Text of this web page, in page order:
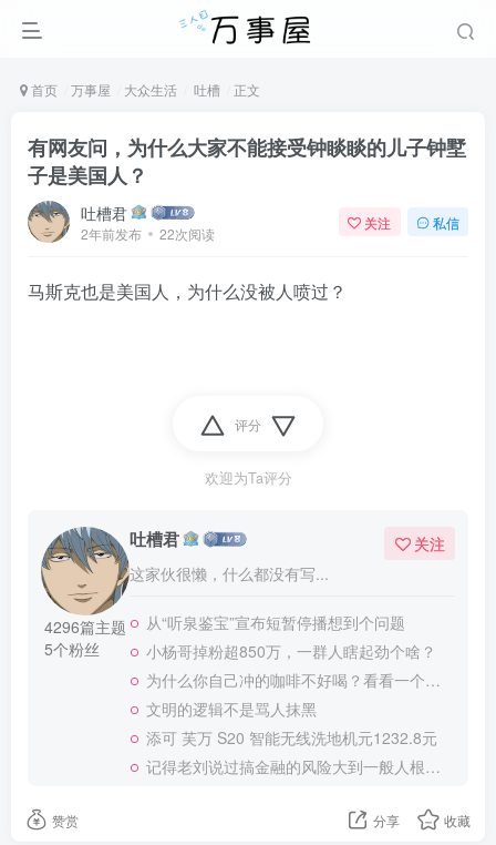
首页 万事屋 大众生活 吐槽 正文
有网友问，为什么大家不能接受钟睒睒的儿子钟墅
子是美国人？ ​
吐槽君
2年前发布 22次阅读
关注 私信
马斯克也是美国人，为什么没被人喷过？
评分
欢迎为Ta评分
4296篇主题
5个粉丝
吐槽君
这家伙很懒，什么都没有写...
关注
从“听泉鉴宝”宣布短暂停播想到个问题
小杨哥掉粉超850万，一群人瞎起劲个啥？
为什么你自己冲的咖啡不好喝？看看一个自媒体博主的分享
文明的逻辑不是骂人抹黑
添可 芙万 S20 智能无线洗地机元1232.8元
记得老刘说过搞金融的风险大到一般人根本承受不起
赞赏 分享 收藏